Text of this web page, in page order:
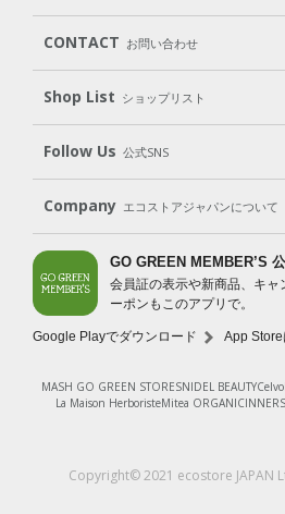
Body（ボディ） Hair（ヘア）
Goods （グッズ）
Gift set
Subscription（定
CONTACT お問い合わせ
Shop List ショップリスト
Shop List
Follow Us 公式SNS
LINE＠ Instagram
Company エコストアジャパンについて
会社案内 ご利用規約
プ
特定商取引法に基づく表
法人会員サービス
New
GO GREEN MEMBER’S
会員証の表示や新商品、キャ
ーポンもこのアプリで。
Google Playでダウンロード App Store
MASH GO GREEN STORESNIDEL BEAUTY
La Maison HerboristeMitea ORGANIC
Copyright© 2021 ecostore JAPAN